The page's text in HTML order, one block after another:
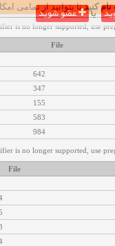
کنیدتا بتوانید از تمامی
is no longer supported, use
File
642
347
155
583
984
is no longer supported, use
File
یا عضو شوید